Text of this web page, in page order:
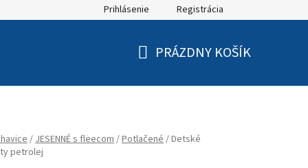
Prihlásenie Registrácia
PRÁZDNY KOŠÍK
/JESENNÉ s fleecom/Potlačené/Detské
petrolej